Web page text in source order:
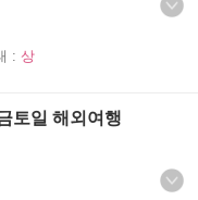
: 상
토일 해외여행